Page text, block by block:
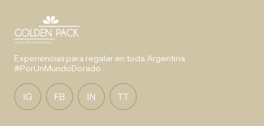
Experiencias para regalar en toda Argentina.
#PorUnMundoDorado